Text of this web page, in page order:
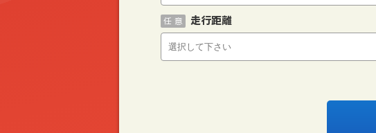
走行距離
任 意